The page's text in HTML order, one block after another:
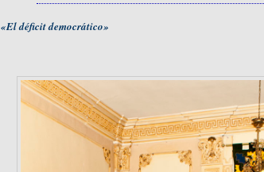
«El déficit democrático»